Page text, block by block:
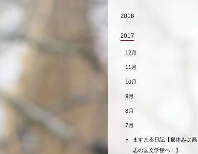
2018
2017
12月
11月
10月
9月
8月
7月
ますまる日記【夏休みは高
志の国文学館へ！】